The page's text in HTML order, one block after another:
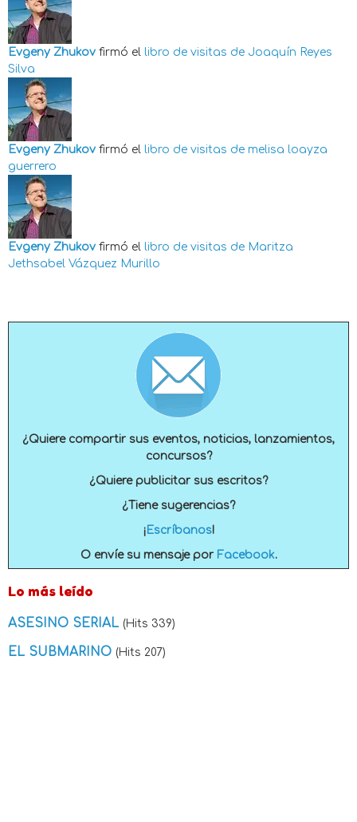
Evgeny Zhukov firmó el libro de visitas de Joaquín Reyes
Silva
Evgeny Zhukov firmó el libro de visitas de melisa loayza
guerrero
Evgeny Zhukov firmó el libro de visitas de Maritza
Jethsabel Vázquez Murillo
¿Quiere compartir sus eventos, noticias, lanzamientos,
concursos?
¿Quiere publicitar sus escritos?
¿Tiene sugerencias?
¡ Escríbanos!
O envíe su mensaje por Facebook.
Lo más leído
ASESINO SERIAL (Hits 339)
EL SUBMARINO (Hits 207)